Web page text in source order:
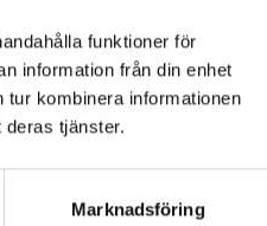
funktioner för
information från din enhet
kombinera informationen
deras tjänster.
Marknadsföring